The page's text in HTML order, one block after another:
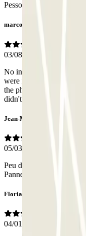
Pessoal
marco
03/08/2026
No information at all
were multiple places with
the phone couldn't
didn't speak English at all
Jean-Marc
05/03/2026
Peu d’indication pour
Panneau d’accès peu
Florian
04/01/2026